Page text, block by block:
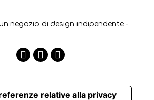
negozio di design indipendente -
relative alla privacy